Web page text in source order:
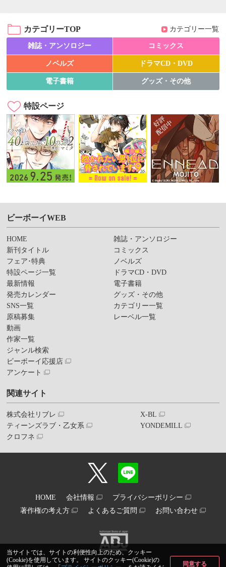
当サイトでは、サイトの利便性向上のため、クッキー
(Cookie)を使用しています。 サイトのクッキー(Cookie)の
同意する
カテゴリーTOP カテゴリー一覧
雑誌・アンソロジー コミックス
ノベルズ ドラマCD・DVD
電子書籍 グッズ・その他
特設ページ
ビーボーイWEB
HOME
新刊タイトル
フェア･特典
特設ページ一覧
最新情報
発売カレンダー
SNS一覧
原稿募集
動画
作家一覧
ジャンル検索
ビーボーイ応援店
アンケート
雑誌・アンソロジー
コミックス
ノベルズ
ドラマCD・DVD
電子書籍
グッズ・その他
カテゴリー一覧
レーベル一覧
関連サイト
株式会社リブレ
ティーンズラブ・乙女系
クロフネ
X-BL
YONDEMILL
HOME 会社情報
プライバシーポリシー
著作権の考え方
よくあるご質問 お問い合わせ